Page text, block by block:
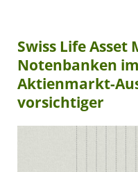
Swiss Life Asset
Notenbanken
Aktienmarkt-
vorsichtiger